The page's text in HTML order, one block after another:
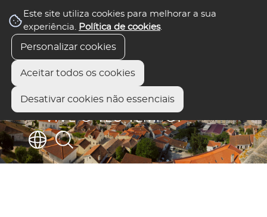
Este site utiliza cookies para melhorar a sua
experiência. Política de cookies.
Personalizar cookies
Aceitar todos os cookies
Desativar cookies não essenciais